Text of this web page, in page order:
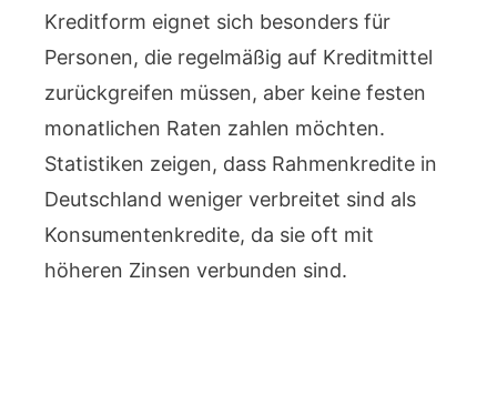
Kreditform eignet sich besonders für
Personen, die regelmäßig auf Kreditmittel
zurückgreifen müssen, aber keine festen
monatlichen Raten zahlen möchten.
Statistiken zeigen, dass Rahmenkredite in
Deutschland weniger verbreitet sind als
Konsumentenkredite, da sie oft mit
höheren Zinsen verbunden sind.